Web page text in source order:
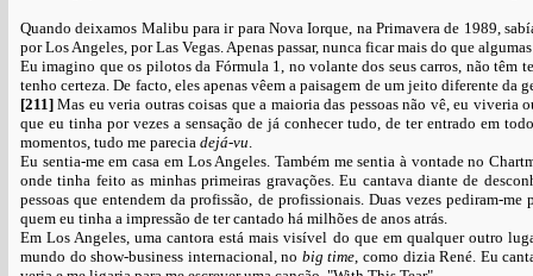
Quando deixamos Malibu para ir para Nova Iorque, na Primavera de 1989,
por Los Angeles, por Las Vegas. Apenas passar, nunca ficar mais do que
Eu imagino que os pilotos da Fórmula 1, no volante dos seus carros, não têm
tenho certeza. De facto, eles apenas vêem a paisagem de um jeito diferente da
[211]Mas eu veria outras coisas que a maioria das pessoas não vê, eu
que eu tinha por vezes a sensação de já conhecer tudo, de ter entrado em
momentos, tudo me parecia dejá-vu.
Eu sentia-me em casa em Los Angeles. Também me sentia à vontade no
onde tinha feito as minhas primeiras gravações. Eu cantava diante de
pessoas que entendem da profissão, de profissionais. Duas vezes pediram-
quem eu tinha a impressão de ter cantado há milhões de anos atrás.
Em Los Angeles, uma cantora está mais visível do que em qualquer outro
mundo do show-business internacional, no big time, como dizia René. Eu